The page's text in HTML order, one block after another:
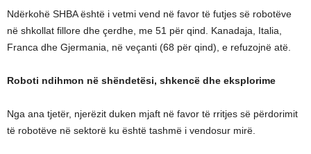
Ndërkohë SHBA është i vetmi vend në favor të futjes së robotëve
në shkollat fillore dhe çerdhe, me 51 për qind. Kanadaja, Italia,
Franca dhe Gjermania, në veçanti (68 për qind), e refuzojnë atë.
Roboti ndihmon në shëndetësi, shkencë dhe eksplorime
Nga ana tjetër, njerëzit duken mjaft në favor të rritjes së përdorimit
të robotëve në sektorë ku është tashmë i vendosur mirë.